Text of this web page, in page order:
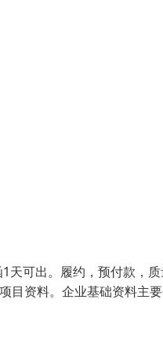
天可出。履约，预付款，
目资料。企业基础资料主